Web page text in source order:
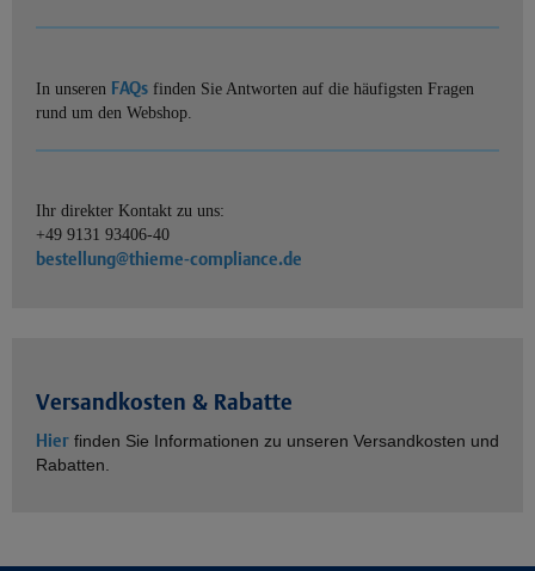
In unseren FAQs finden Sie Antworten auf die häufigsten Fragen
rund um den Webshop.
Ihr direkter Kontakt zu uns:
+49 9131 93406-40
bestellung@thieme-compliance.de
Versandkosten & Rabatte
Hier finden Sie Informationen zu unseren Versandkosten und
Rabatten.